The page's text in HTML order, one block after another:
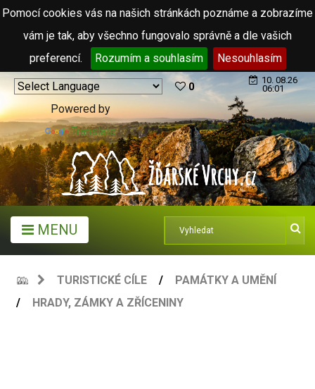
Pomocí cookies vás na našich stránkách poznáme a zobrazíme
vám je tak, aby všechno fungovalo správně a dle vašich
preferencí.
Rozumím a souhlasím Nesouhlasím
Powered by
Translate
0
10. 08.26
06:01
MENU
TURISTICKÉ CÍLE
PAMÁTKY A UMĚNÍ
HRADY, ZÁMKY A ZŘÍCENINY